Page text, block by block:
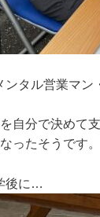
タル営業マン
自分で決めて支
ったそうです。
後に…